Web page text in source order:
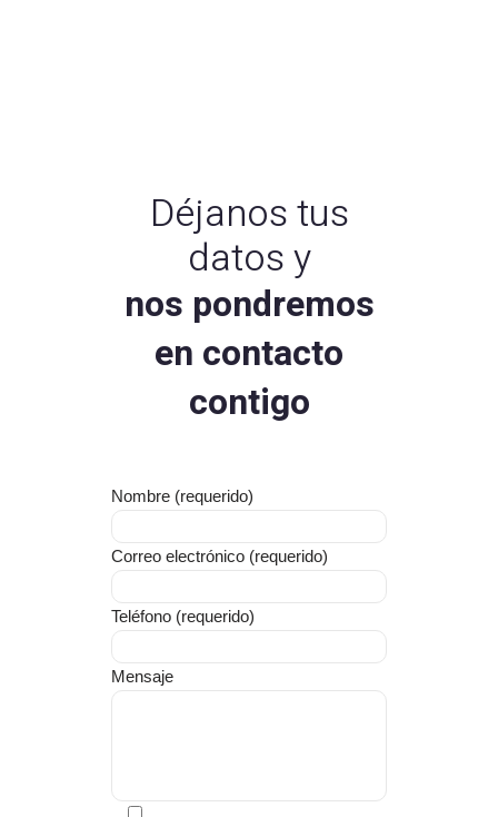
Déjanos tus
datos y
nos pondremos
en contacto
contigo
Nombre (requerido)
Correo electrónico (requerido)
Teléfono (requerido)
Mensaje